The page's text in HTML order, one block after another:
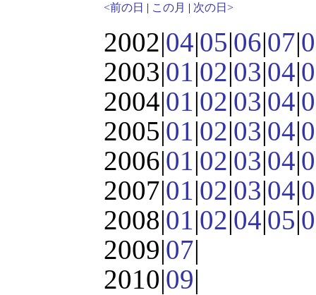
<前の日 | この月 | 次の日>
2002|04|05|06|07|
2003|01|02|03|04|
2004|01|02|03|04|
2005|01|02|03|04|
2006|01|02|03|04|
2007|01|02|03|04|
2008|01|02|04|05|
2009|07|
2010|09|